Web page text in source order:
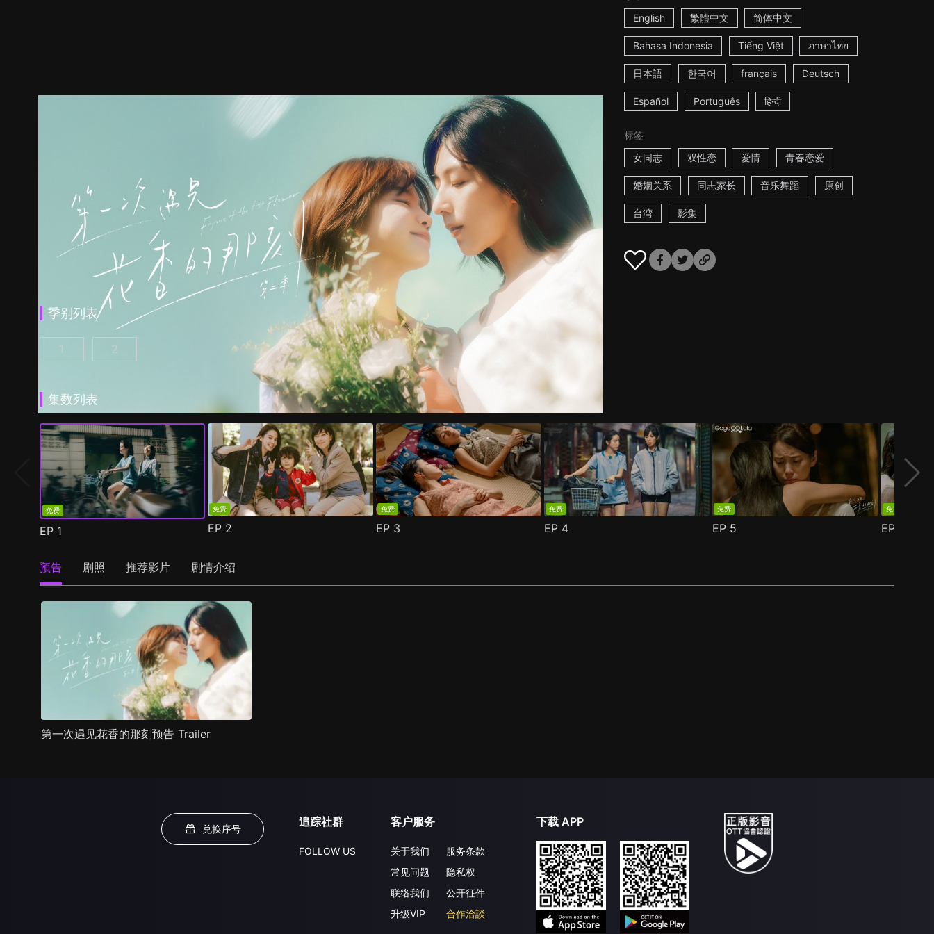
English
繁體中文 简体中文
Bahasa Indonesia Tiếng Việt ภาษาไทย
日本語 한국어 français Deutsch
Español Português हिन्दी
标签
女同志
双性恋 爱情 青春恋爱
婚姻关系 同志家长 音乐舞蹈 原创
台湾 影集
季别列表
第一次遇见花香的那刻 第1季 第1集( )
1 第一次遇见花香的那刻 第2季 第1集()
2
集数列表
免费
EP 1
免费
EP 2
免费
EP 3
免费
EP 4
免费
EP 5
免费
EP
预告 剧照 推荐影片 剧情介绍
第一次遇见花香的那刻预告 Trailer
兑换序号
追踪社群
FOLLOW US
客户服务
关于我们
常见问题
联络我们
升级VIP
服务条款
隐私权
公开征件
合作洽談
下载 APP